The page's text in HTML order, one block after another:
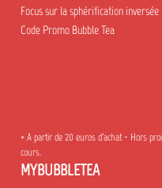
Focus sur la sphérification inversée
Code Promo Bubble Tea
* A partir de 20 euros d'achat - Hors
cours.
MYBUBBLETEA